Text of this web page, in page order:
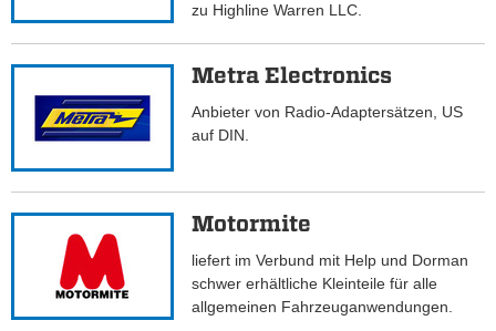
zu Highline Warren LLC.
Metra Electronics
Anbieter von Radio-Adaptersätzen, US
auf DIN.
Motormite
liefert im Verbund mit Help und Dorman
schwer erhältliche Kleinteile für alle
allgemeinen Fahrzeuganwendungen.